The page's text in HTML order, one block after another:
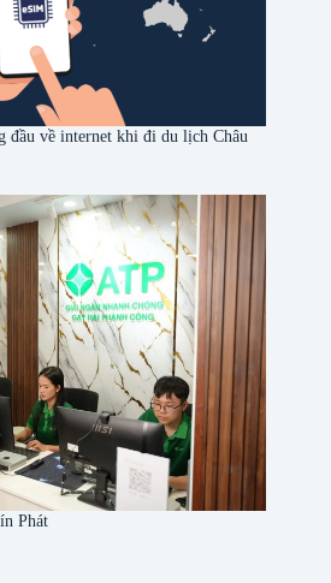
đầu về internet khi đi du lịch Châu
Phát